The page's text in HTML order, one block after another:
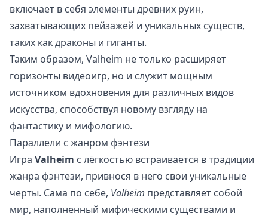
включает в себя элементы древних руин,
захватывающих пейзажей и уникальных существ,
таких как драконы и гиганты.
Таким образом, Valheim не только расширяет
горизонты видеоигр, но и служит мощным
источником вдохновения для различных видов
искусства, способствуя новому взгляду на
фантастику и мифологию.
Параллели с жанром фэнтези
Игра Valheim с лёгкостью встраивается в традиции
жанра фэнтези, привнося в него свои уникальные
черты. Сама по себе, Valheim представляет собой
мир, наполненный мифическими существами и